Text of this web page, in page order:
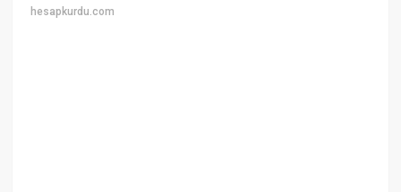
hesapkurdu.com